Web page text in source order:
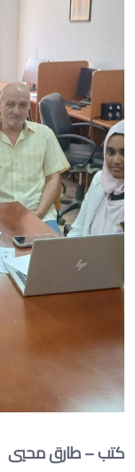
كتب – طارق محيي